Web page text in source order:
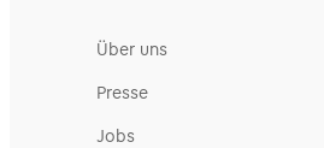
Über uns
Presse
Jobs